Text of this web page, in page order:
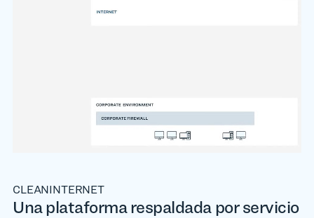
CLEANINTERNET
Una plataforma respaldada por servicio